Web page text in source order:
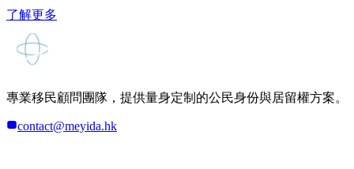
了解更多
專業移民顧問團隊，提供量身定制的公民身份與居留權方案。
contact@meyida.hk